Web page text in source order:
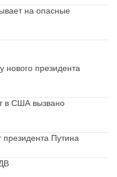
на опасные
президента
в США вызвано
президента Путина